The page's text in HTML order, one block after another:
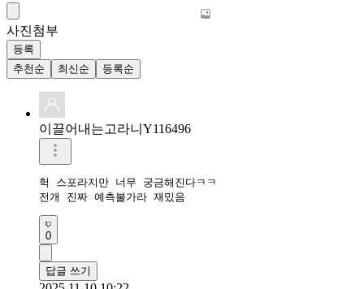
사진첨부
등록
추천순
최신순 등록순
이끌어내는고라니Y116496
헉 스포라지만 너무 궁금해진다ㅋㅋ
전개 진짜 예측불가라 재밌음
0
답글 쓰기